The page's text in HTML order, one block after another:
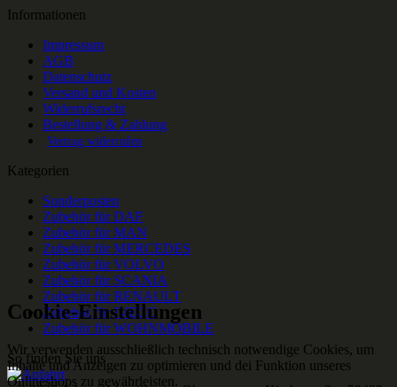
Informationen
Impressum
AGB
Datenschutz
Versand und Kosten
Widerrufsrecht
Bestellung & Zahlung
Vertrag widerrufen
Kategorien
Sonderposten
Zubehör für DAF
Zubehör für MAN
Zubehör für MERCEDES
Zubehör für VOLVO
Zubehör für SCANIA
Zubehör für RENAULT
Zubehör für IVECO
Zubehör für WOHNMOBILE
So finden Sie uns
Cookie-Einstellungen
Wir verwenden ausschließlich technisch notwendige Cookies, um
Inhalte und Anzeigen zu optimieren und dei Funktion unseres
Onlineshops zu gewährleisten.